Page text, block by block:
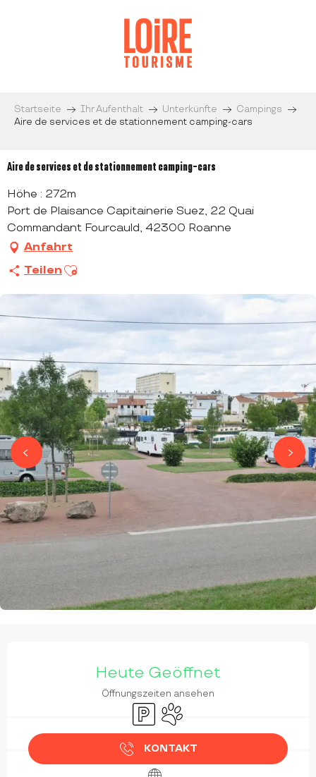
Startseite Ihr Aufenthalt Unterkünfte
Campings
Aire de services et de stationnement camping-cars
Aire de services et de stationnement camping-cars
Höhe : 272m
Port de Plaisance Capitainerie Suez, 22 Quai
Commandant Fourcauld, 42300 Roanne
Anfahrt
Teilen Ajouter aux favoris
Heute Geöffnet
Öffnungszeiten ansehen
ParkplatzTiere erlaubt
KONTAKT